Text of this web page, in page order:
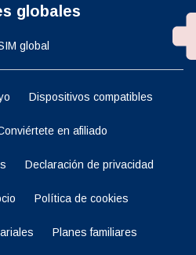
globales
global
Dispositivos compatibles
en afiliado
Declaración de privacidad
Política de cookies
Planes familiares